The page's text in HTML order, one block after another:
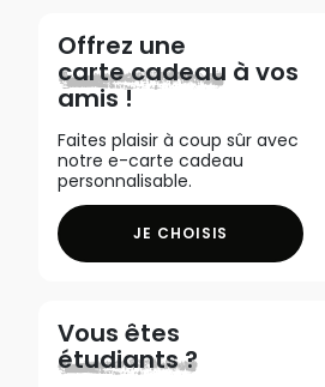
Offrez une
carte cadeau à vos
amis !
Faites plaisir à coup sûr avec
notre e-carte cadeau
personnalisable.
JE CHOISIS
Vous êtes
étudiants ?